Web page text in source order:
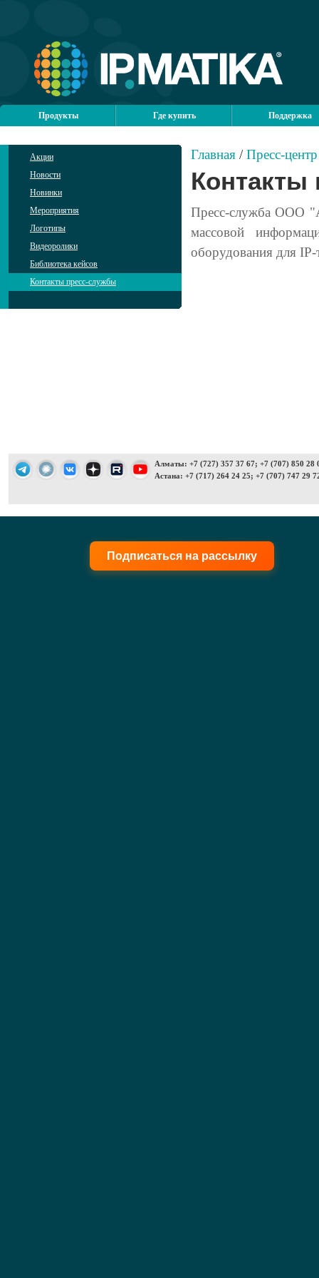
Продукты Где купить Поддержка
Акции
Новости
Новинки
Мероприятия
Логотипы
Видеоролики
Библиотека кейсов
Контакты пресс-службы
Главная /Пресс-центр
Контакты
Пресс-служба ООО
массовой
оборудования для
Алматы: +7 (727) 357 37 67; +7 (707) 850 28
Астана: +7 (717) 264 24 25; +7 (707) 747 29
Подписаться на рассылку